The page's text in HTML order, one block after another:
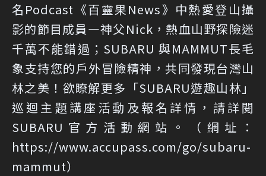
名Podcast《百靈果News》中熱愛登山攝
影的節目成員—神父Nick，熱血山野探險迷
千萬不能錯過；SUBARU 與MAMMUT長毛
象支持您的戶外冒險精神，共同發現台灣山
林之美！欲瞭解更多「SUBARU遊趣山林」
巡迴主題講座活動及報名詳情，請詳閱
SUBARU官方活動網站。（網址：
https://www.accupass.com/go/subaru-
mammut）